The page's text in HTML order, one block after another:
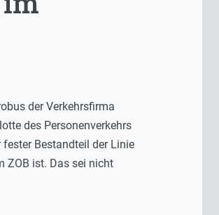
der Verkehrsfirma
des Personenverkehrs
Bestandteil der Linie
ZOB ist. Das sei nicht